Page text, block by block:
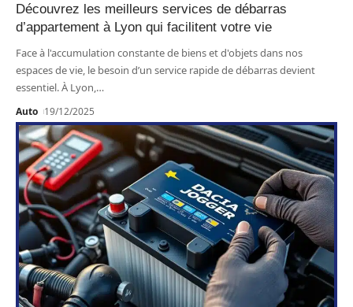
Découvrez les meilleurs services de débarras
d’appartement à Lyon qui facilitent votre vie
Face à l'accumulation constante de biens et d'objets dans nos
espaces de vie, le besoin d’un service rapide de débarras devient
essentiel. À Lyon,…
Auto 19/12/2025